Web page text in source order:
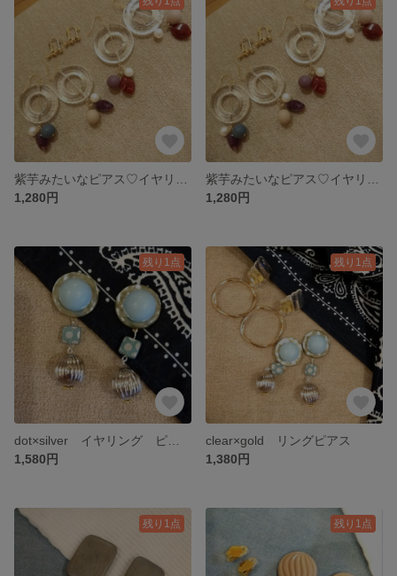
1,280円
1,280円
残り1点
1,580円
残り1点
clear×gold リングピアス
1,380円
残り1点 残り1点